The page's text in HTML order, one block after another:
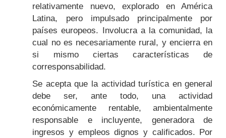
relativamente nuevo, explorado en América
Latina, pero impulsado principalmente por
países europeos. Involucra a la comunidad, la
cual no es necesariamente rural, y encierra en
si mismo ciertas características de
corresponsabilidad.
Se acepta que la actividad turística en general
debe ser, ante todo, una actividad
económicamente rentable, ambientalmente
responsable e incluyente, generadora de
ingresos y empleos dignos y calificados. Por